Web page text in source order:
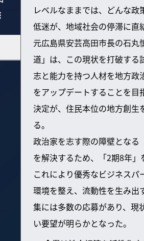
レベルなままでは、どんな
低迷が、地域社会の停滞に直
元広島県安芸高田市長の石丸
道」は、この現状を打破する
志と能力を持つ人材を地方政
をアップデートすることを目
決定が、住民本位の地方創生
る。
政治家を志す際の障壁となる
を解決するため、「2期8年」
これにより優秀なビジネス
環境を整え、流動性を生み出
集には多数の応募があり、現
い要望が明らかとなった。